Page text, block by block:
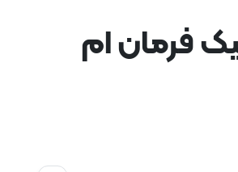
فرمان ام